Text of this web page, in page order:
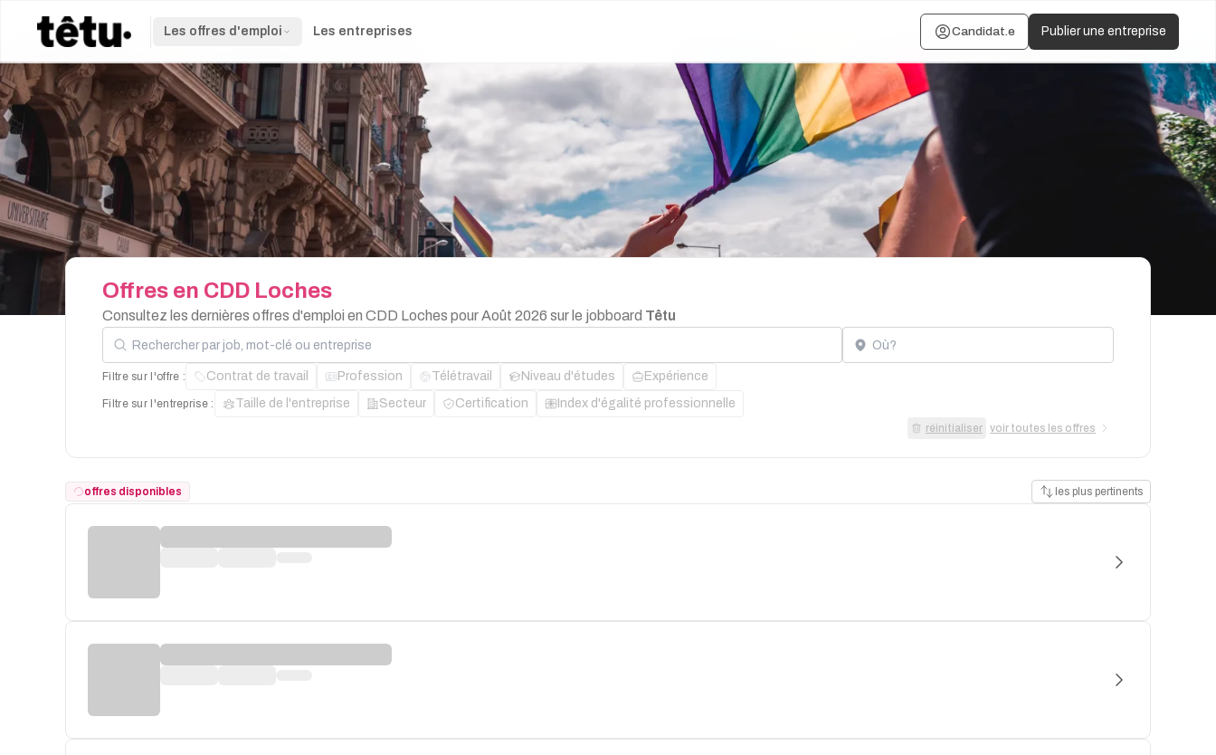
Les offres d'emploi Les entreprises Candidat.e Publier une entreprise
Offres en CDD Loches
Consultez les dernières offres d'emploi en CDD Loches pour Août 2026 sur le jobboard Têtu
Rechercher par job, mot-clé ou entreprise Localisation
Filtre sur l'offre : Contrat de travail Profession Télétravail Niveau d'études Expérience
Filtre sur l'entreprise : Taille de l'entreprise Secteur Certification Index d'égalité professionnelle
réinitialiser voir toutes les offres
offres disponibles les plus pertinents